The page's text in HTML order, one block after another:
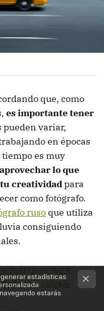
que, como
es importante tener
pueden variar,
en épocas
tiempo es muy
aprovechar lo que
creatividadpara
como fotógrafo.
ruso que utiliza
consiguiendo
prácticos para
fauna salvaje
estadísticas
estarás